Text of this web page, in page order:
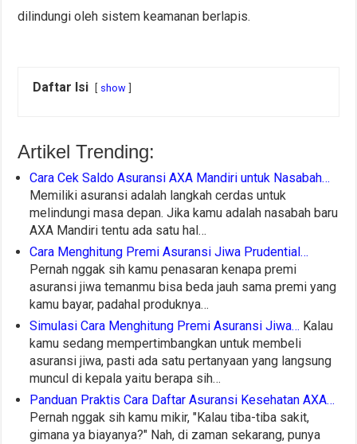
dilindungi oleh sistem keamanan berlapis.
Daftar Isi show
Artikel Trending:
Cara Cek Saldo Asuransi AXA Mandiri untuk Nasabah…
Memiliki asuransi adalah langkah cerdas untuk
melindungi masa depan. Jika kamu adalah nasabah baru
AXA Mandiri tentu ada satu hal…
Cara Menghitung Premi Asuransi Jiwa Prudential…
Pernah nggak sih kamu penasaran kenapa premi
asuransi jiwa temanmu bisa beda jauh sama premi yang
kamu bayar, padahal produknya…
Simulasi Cara Menghitung Premi Asuransi Jiwa… Kalau
kamu sedang mempertimbangkan untuk membeli
asuransi jiwa, pasti ada satu pertanyaan yang langsung
muncul di kepala yaitu berapa sih…
Panduan Praktis Cara Daftar Asuransi Kesehatan AXA…
Pernah nggak sih kamu mikir, "Kalau tiba-tiba sakit,
gimana ya biayanya?" Nah, di zaman sekarang, punya